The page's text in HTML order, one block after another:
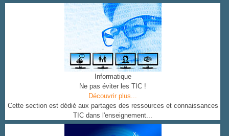
Informatique
Ne pas éviter les TIC !
Découvrir plus...
Cette section est dédié aux partages des ressources et connaissances
TIC dans l'enseignement...